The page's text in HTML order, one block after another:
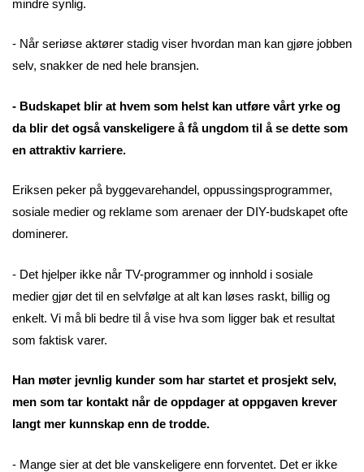
mindre synlig.
- Når seriøse aktører stadig viser hvordan man kan gjøre jobben
selv, snakker de ned hele bransjen.
- Budskapet blir at hvem som helst kan utføre vårt yrke og
da blir det også vanskeligere å få ungdom til å se dette som
en attraktiv karriere.
Eriksen peker på byggevarehandel, oppussingsprogrammer,
sosiale medier og reklame som arenaer der DIY-budskapet ofte
dominerer.
- Det hjelper ikke når TV-programmer og innhold i sosiale
medier gjør det til en selvfølge at alt kan løses raskt, billig og
enkelt. Vi må bli bedre til å vise hva som ligger bak et resultat
som faktisk varer.
Han møter jevnlig kunder som har startet et prosjekt selv,
men som tar kontakt når de oppdager at oppgaven krever
langt mer kunnskap enn de trodde.
- Mange sier at det ble vanskeligere enn forventet. Det er ikke